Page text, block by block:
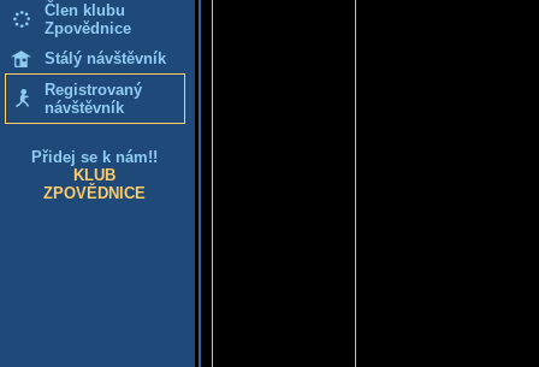
Člen klubu
Zpovědnice
Stálý návštěvník
Registrovaný
návštěvník
Přidej se k nám!!
KLUB
ZPOVĚDNICE